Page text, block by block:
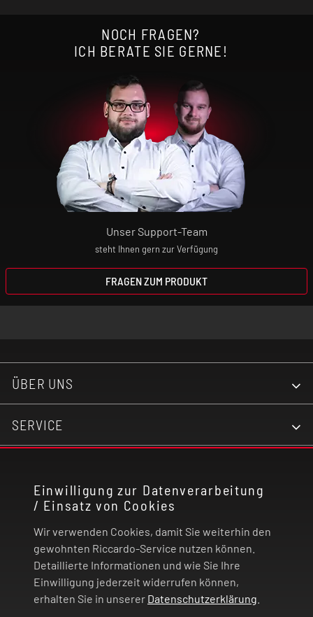
Einwilligung zur Datenverarbeitung
/ Einsatz von Cookies
Wir verwenden Cookies, damit Sie weiterhin den
gewohnten Riccardo-Service nutzen können.
Detaillierte Informationen und wie Sie Ihre
Einwilligung jederzeit widerrufen können,
erhalten Sie in unserer Datenschutzerklärung
NOCH FRAGEN?
ICH BERATE SIE GERNE!
Unser Support-Team
steht Ihnen gern zur Verfügung
FRAGEN ZUM PRODUKT
ÜBER UNS
SERVICE
RECHTLICHES
ZAHLUNG UND VERSAND
VERTRAG WIDERRUFEN